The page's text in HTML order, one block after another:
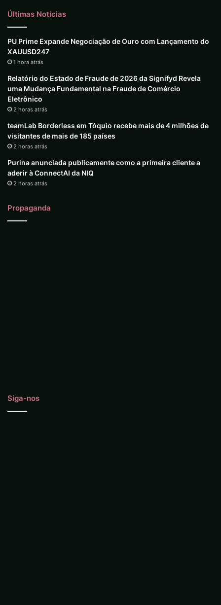
Últimas Notícias
PU Prime Expande Negociação de Ouro com Lançamento do
XAUUSD247
1 hora atrás
Relatório do Estado de Fraude de 2026 da Signifyd Revela
uma Mudança Fundamental na Fraude de Comércio
Eletrônico
2 horas atrás
teamLab Borderless em Tóquio recebe mais de 4 milhões de
visitantes de mais de 185 países
2 horas atrás
Purina anunciada publicamente como a primeira cliente a
aderir à ConnectAI da NIQ
2 horas atrás
Propaganda
Siga-nos